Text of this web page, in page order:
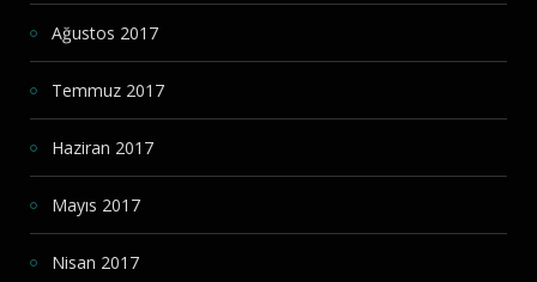
Ağustos 2017
Temmuz 2017
Haziran 2017
Mayıs 2017
Nisan 2017